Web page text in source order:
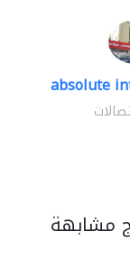
absolute
مشابهة